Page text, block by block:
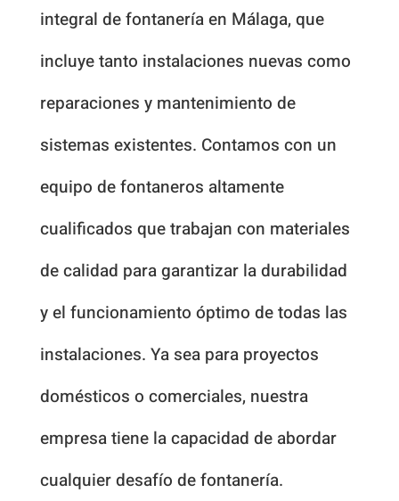
integral de fontanería en Málaga, que
incluye tanto instalaciones nuevas como
reparaciones y mantenimiento de
sistemas existentes. Contamos con un
equipo de fontaneros altamente
cualificados que trabajan con materiales
de calidad para garantizar la durabilidad
y el funcionamiento óptimo de todas las
instalaciones. Ya sea para proyectos
domésticos o comerciales, nuestra
empresa tiene la capacidad de abordar
cualquier desafío de fontanería.